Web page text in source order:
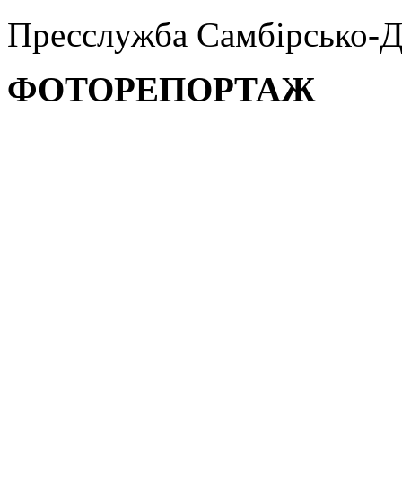
Пресслужба Самбірсько-
ФОТОРЕПОРТАЖ